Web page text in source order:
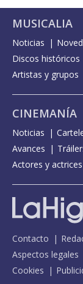
MUSICALIA
Noticias
Discos históricos
Artistas y grupos
CINEMANÍA
Noticias
Avances
Actores y actrices
Contacto
Aspectos legales
Cookies